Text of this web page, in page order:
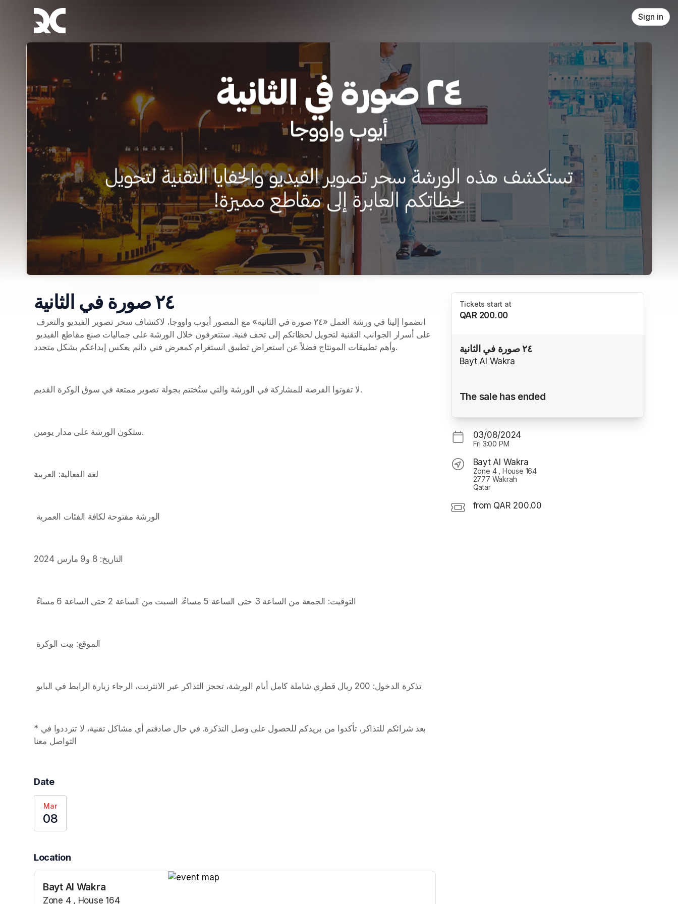
Skip header
Sign in
٢٤ صورة في الثانية
وأهم تطبيقات المونتاج فضلاً عن استعراض تطبيق انستغرام كمعرض فني دائم يعكس إبداعكم بشكل متجدد.
لا تفوتوا الفرصة للمشاركة في الورشة والتي ستُختتم بجولة تصوير ممتعة في سوق الوكرة القديم.
ستكون الورشة على مدار يومين.
تذكرة الدخول: 200 ريال قطري شاملة كامل أيام الورشة، تحجز التذاكر عبر الانترنت، الرجاء زيارة الرابط في البايو
*بعد شرائكم للتذاكر، تأكدوا من بريدكم للحصول على وصل التذكرة. في حال صادفتم أي مشاكل تقنية، لا تترددوا في
Date
Mar
08
Location
Bayt Al Wakra
Zone 4 , House 164
Tickets start at
QAR 200.00
٢٤ صورة في الثانية
Bayt Al Wakra
The sale has ended
03/08/2024
Fri 3:00 PM
Bayt Al Wakra
Zone 4 , House 164
2777 Wakrah
Qatar
from QAR 200.00